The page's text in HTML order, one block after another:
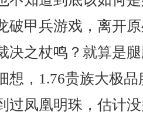
破甲兵游戏，离开
决之杖鸣？就算是
想，1.76贵族大极
过凤凰明珠，估计